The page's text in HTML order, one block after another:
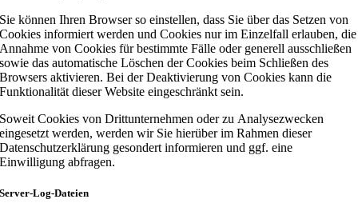
Sie können Ihren Browser so einstellen, dass Sie über das Setzen von
Cookies informiert werden und Cookies nur im Einzelfall erlauben, die
Annahme von Cookies für bestimmte Fälle oder generell ausschließen
sowie das automatische Löschen der Cookies beim Schließen des
Browsers aktivieren. Bei der Deaktivierung von Cookies kann die
Funktionalität dieser Website eingeschränkt sein.
Soweit Cookies von Drittunternehmen oder zu Analysezwecken
eingesetzt werden, werden wir Sie hierüber im Rahmen dieser
Datenschutzerklärung gesondert informieren und ggf. eine
Einwilligung abfragen.
Server-Log-Dateien